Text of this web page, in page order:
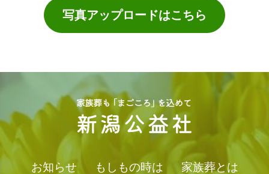
写真アップロードはこちら
お知らせ もしもの時は 家族葬とは